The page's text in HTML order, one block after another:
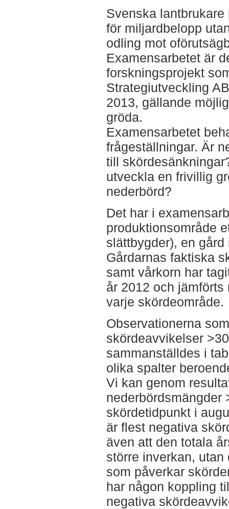
Svenska
för miljardbelopp
odling mot
Examensarbetet är
forskningsprojekt
Strategiutveckling
2013, gällande
gröda.
Examensarbetet
frågeställningar. Är
till
utveckla en frivillig
nederbörd?
Det har i
produktionsområde
slättbygder), en
Gårdarnas faktiska
samt vårkorn har
år 2012 och
varje skördeområde.
Observationerna
skördeavvikelser
sammanställdes i
olika spalter
Vi kan genom
nederbördsmängder
skördetidpunkt i
är flest negativa
även att den totala
större inverkan,
som påverkar
har någon koppling
negativa